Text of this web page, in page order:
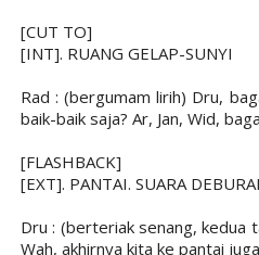
[CUT TO]
[INT]. RUANG GELAP-SUNYI
Rad : (bergumam lirih) Dru,
baik-baik saja? Ar, Jan, Wid,
[FLASHBACK]
[EXT]. PANTAI. SUARA
Dru : (berteriak senang, kedua
Wah, akhirnya kita ke pantai